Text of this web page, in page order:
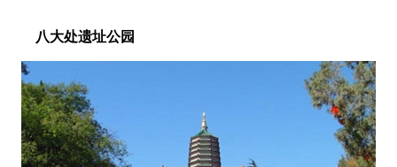
八大处遗址公园